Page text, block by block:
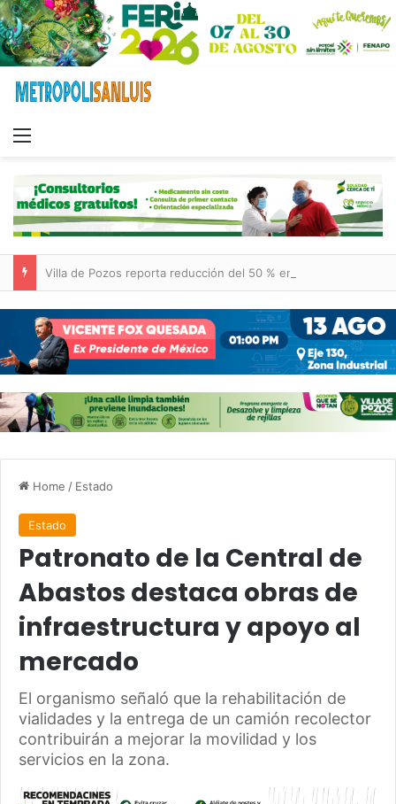
Home / Estado
Estado
Patronato de la Central de
Abastos destaca obras de
infraestructura y apoyo al
mercado
El organismo señaló que la rehabilitación de
vialidades y la entrega de un camión recolector
contribuirán a mejorar la movilidad y los
servicios en la zona.